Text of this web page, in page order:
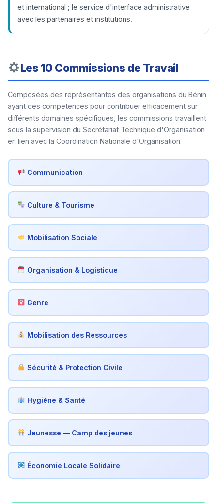
et international ; le service d'interface administrative
avec les partenaires et institutions.
Les 10 Commissions de Travail
Composées des représentantes des organisations du Bénin
ayant des compétences pour contribuer efficacement sur
différents domaines spécifiques, les commissions travaillent
sous la supervision du Secrétariat Technique d'Organisation
en lien avec la Coordination Nationale d'Organisation.
Communication
Culture & Tourisme
Mobilisation Sociale
Organisation & Logistique
Genre
Mobilisation des Ressources
Sécurité & Protection Civile
Hygiène & Santé
Jeunesse — Camp des jeunes
Économie Locale Solidaire